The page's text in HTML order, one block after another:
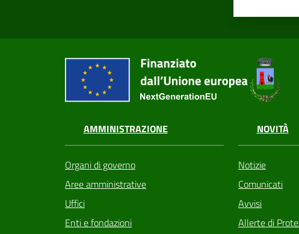
AMMINISTRAZIONE
Organi di governo
Aree amministrative
Uffici
Enti e fondazioni
NOVITÀ
Notizie
Comunicati
Avvisi
Allerte di